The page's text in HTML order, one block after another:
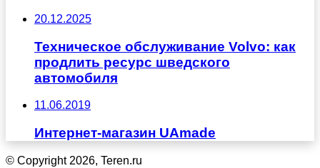
20.12.2025
Техническое обслуживание Volvo: как
продлить ресурс шведского
автомобиля
11.06.2019
Интернет-магазин UAmade
© Copyright 2026, Teren.ru